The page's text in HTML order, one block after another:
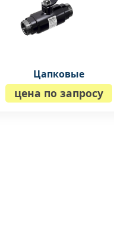
Цапковые
цена по запросу